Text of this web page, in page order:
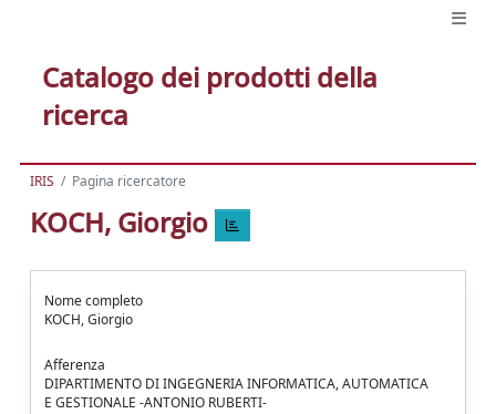
Catalogo dei prodotti della
ricerca
IRIS Pagina ricercatore
KOCH, Giorgio
Nome completo
KOCH, Giorgio
Afferenza
DIPARTIMENTO DI INGEGNERIA INFORMATICA, AUTOMATICA
E GESTIONALE -ANTONIO RUBERTI-